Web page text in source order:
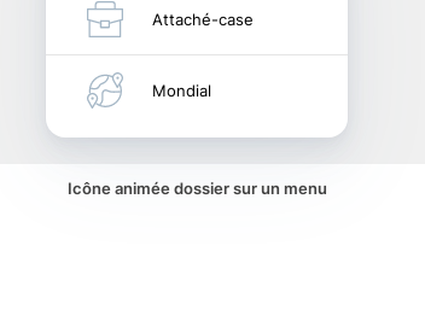
Attaché-case
Mondial
Icône animée dossier sur un menu